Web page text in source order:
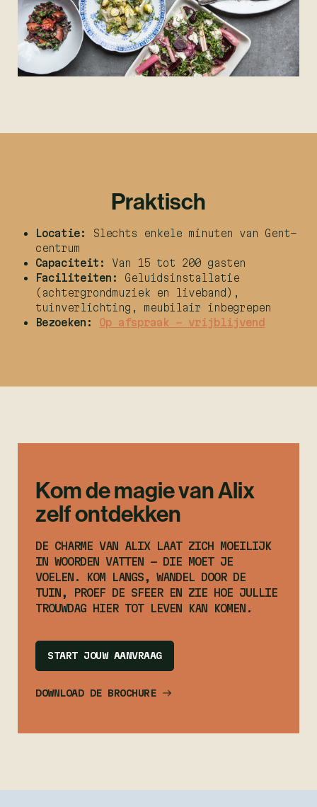
Praktisch
Locatie: Slechts enkele minuten van Gent-
centrum
Capaciteit: Van 15 tot 200 gasten
Faciliteiten: Geluidsinstallatie
(achtergrondmuziek en liveband),
tuinverlichting, meubilair inbegrepen
Bezoeken: Op afspraak – vrijblijvend
Kom de magie van Alix
zelf ontdekken
DE CHARME VAN ALIX LAAT ZICH MOEILIJK
IN WOORDEN VATTEN — DIE MOET JE
VOELEN. KOM LANGS, WANDEL DOOR DE
TUIN, PROEF DE SFEER EN ZIE HOE JULLIE
TROUWDAG HIER TOT LEVEN KAN KOMEN.
START JOUW AANVRAAG
DOWNLOAD DE BROCHURE